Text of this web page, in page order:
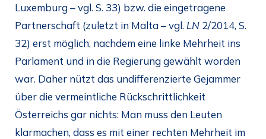
Luxemburg – vgl. S. 33) bzw. die eingetragene
Partnerschaft (zuletzt in Malta – vgl. LN 2/2014, S.
32) erst möglich, nachdem eine linke Mehrheit ins
Parlament und in die Regierung gewählt worden
war. Daher nützt das undifferenzierte Gejammer
über die vermeintliche Rückschrittlichkeit
Österreichs gar nichts: Man muss den Leuten
klarmachen, dass es mit einer rechten Mehrheit im